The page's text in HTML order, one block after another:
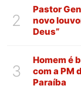
2
Pastor
novo
Deus”
3
Homem é
com a PM
Paraíba